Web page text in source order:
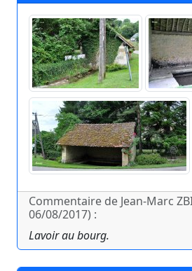
Commentaire de Jean-Marc
06/08/2017) :
Lavoir au bourg.